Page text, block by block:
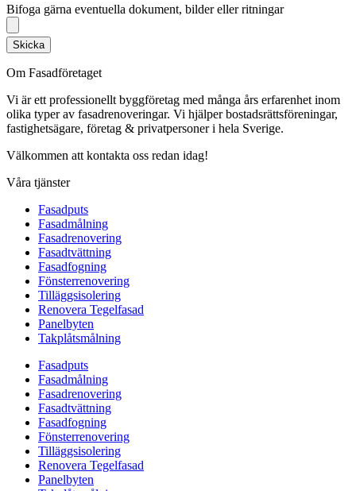
Bifoga gärna eventuella dokument, bilder eller ritningar
Skicka
Om Fasadföretaget
Vi är ett professionellt byggföretag med många års erfarenhet inom
olika typer av fasadrenoveringar. Vi hjälper bostadsrättsföreningar,
fastighetsägare, företag & privatpersoner i hela Sverige.
Välkommen att kontakta oss redan idag!
Våra tjänster
Fasadputs
Fasadmålning
Fasadrenovering
Fasadtvättning
Fasadfogning
Fönsterrenovering
Tilläggsisolering
Renovera Tegelfasad
Panelbyten
Takplåtsmålning
Fasadputs
Fasadmålning
Fasadrenovering
Fasadtvättning
Fasadfogning
Fönsterrenovering
Tilläggsisolering
Renovera Tegelfasad
Panelbyten